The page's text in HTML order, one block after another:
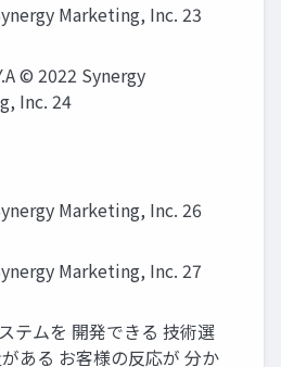
Marketing, Inc. 23
© 2022 Synergy
Inc. 24
Marketing, Inc. 26
Marketing, Inc. 27
テムを 開発できる 技術選
ある お客様の反応が 分か